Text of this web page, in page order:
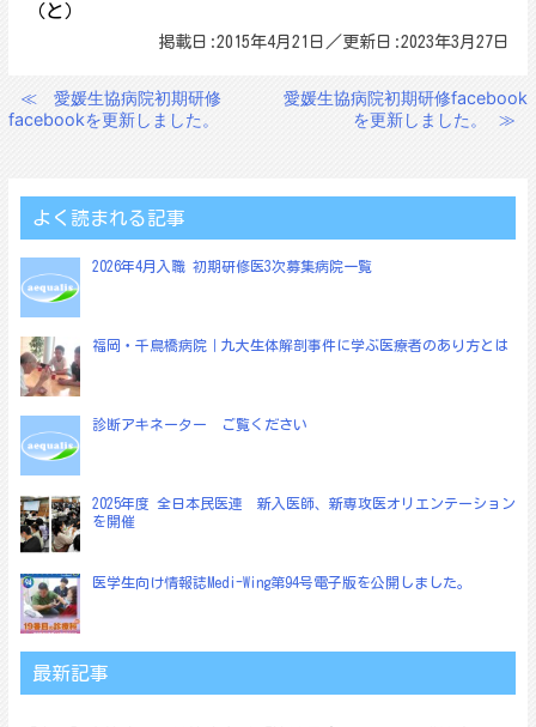
（と）
掲載日:2015年4月21日／更新日:2023年3月27日
投
ゲ
ョ
ン
≪
愛媛生協病院初期研修
facebookを更新しました。
愛媛生協病院初期研修facebook
を更新しました。
≫
よく読まれる記事
2026年4月入職 初期研修医3次募集病院一覧
福岡・千鳥橋病院｜九大生体解剖事件に学ぶ医療者のあり方とは
診断アキネーター ご覧ください
2025年度 全日本民医連 新入医師、新専攻医オリエンテーション
を開催
医学生向け情報誌Medi-Wing第94号電子版を公開しました。
最新記事